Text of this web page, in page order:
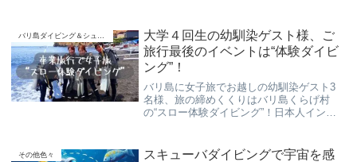
大学４回生の幼馴染ゲスト様、ご
旅行最後のイベントは“体験ダイビ
ング”！
バリ島に女子旅でお越しの幼馴染ゲスト3
名様、旅の締めくくりはバリ島くらげ村
の“スロー体験ダイビング”！日本人インス
ております。
その他色々
スキューバダイビングで宇宙を感